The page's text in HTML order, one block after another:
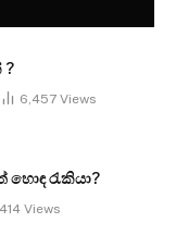
?
6,457 Views
හොඳ රැකියා?
Views